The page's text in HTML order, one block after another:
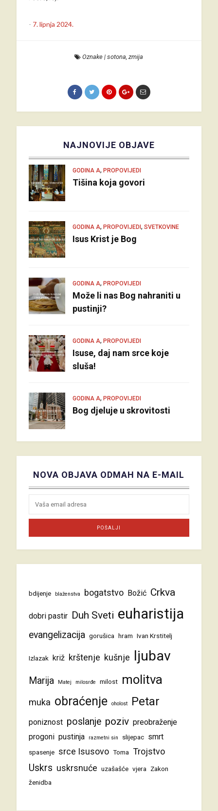
- 7. lipnja 2024.
Oznake |sotona ,zmija
NAJNOVIJE OBJAVE
GODINA A, PROPOVIJEDI
Tišina koja govori
GODINA A, PROPOVIJEDI, SVETKOVINE
Isus Krist je Bog
GODINA A, PROPOVIJEDI
Može li nas Bog nahraniti u
pustinji?
GODINA A, PROPOVIJEDI
Isuse, daj nam srce koje
sluša!
GODINA A, PROPOVIJEDI
Bog djeluje u skrovitosti
NOVA OBJAVA ODMAH NA E-MAIL
bdijenje blaženstva bogatstvo Božić Crkva
dobri pastir Duh Sveti euharistija
evangelizacija gorušica hram Ivan Krstitelj
Izlazak križ krštenje kušnje ljubav
Marija Matej milosrđe milost molitva
muka obraćenje oholost Petar
poniznost poslanje poziv preobraženje
progoni pustinja razmetni sin slijepac smrt
spasenje srce Isusovo Toma Trojstvo
Uskrs uskrsnuće uzašašće vjera
Zakon
ženidba